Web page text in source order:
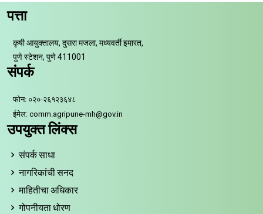
पत्ता
कृषी आयुक्तालय, दुसरा मजला, मध्यवर्ती इमारत,
पुणे स्टेशन, पुणे 411001
संपर्क
फोन: ०२०-२६१२३६४८
ईमेल: comm.agripune-mh@gov.in
उपयुक्त लिंक्स
संपर्क साधा
नागरिकांची सनद
माहितीचा अधिकार
गोपनीयता धोरण